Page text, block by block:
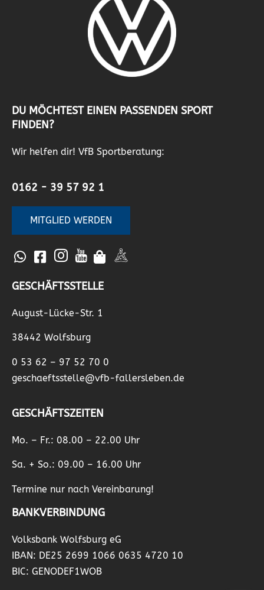
DU MÖCHTEST EINEN PASSENDEN SPORT
FINDEN?
Wir helfen dir! VfB Sportberatung:
0162 - 39 57 92 1
MITGLIED WERDEN
GESCHÄFTSSTELLE
August-Lücke-Str. 1
38442 Wolfsburg
0 53 62 – 97 52 70 0
geschaeftsstelle@vfb-fallersleben.de
GESCHÄFTSZEITEN
Mo. – Fr.: 08.00 – 22.00 Uhr
Sa. + So.: 09.00 – 16.00 Uhr
Termine nur nach Vereinbarung!
BANKVERBINDUNG
Volksbank Wolfsburg eG
IBAN: DE25 2699 1066 0635 4720 10
BIC: GENODEF1WOB